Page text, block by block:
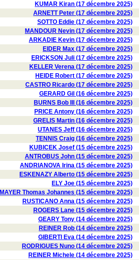
KUMAR Kiran (17 décembre 2025)
ARNETT Peter (17 décembre 2025)
SOTTO Eddie (17 décembre 2025)
MANDOUR Nevin (17 décembre 2025)
ARKADIE Kevin (17 décembre 2025)
EIDER Max (17 décembre 2025)
ERICKSON Juli (17 décembre 2025)
KELLER Verena (17 décembre 2025)
HEIDE Robert (17 décembre 2025)
CASTRO Ricardo (17 décembre 2025)
GERARD Gil (16 décembre 2025)
BURNS Bob III (16 décembre 2025)
PRICE Antony (16 décembre 2025)
GRELIS Martin (16 décembre 2025)
UTANES Jeff (16 décembre 2025)
TENNIS Craig (16 décembre 2025)
KUBICEK Josef (15 décembre 2025)
ANTROBUS John (15 décembre 2025)
ANDRIANOVA Irina (15 décembre 2025)
ESKENAZY Alberto (15 décembre 2025)
ELY Joe (15 décembre 2025)
MAYER Thomas Johannes (15 décembre 2025)
RUSTICANO Anna (15 décembre 2025)
ROGERS Lane (15 décembre 2025)
GEARY Tony (14 décembre 2025)
REINER Rob (14 décembre 2025)
GIBERTI Eva (14 décembre 2025)
RODRIGUES Nuno (14 décembre 2025)
REINER Michele (14 décembre 2025)